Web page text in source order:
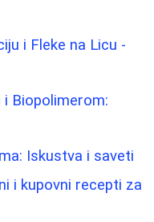
i Fleke na Licu -
Biopolimerom:
Iskustva i saveti
i kupovni recepti za